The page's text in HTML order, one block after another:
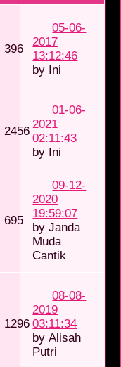
396
05-06-
2017
13:12:46
by Ini
2456
01-06-
2021
02:11:43
by Ini
695
09-12-
2020
19:59:07
byJanda
Muda
Cantik
1296
08-08-
2019
03:11:34
byAlisah
Putri